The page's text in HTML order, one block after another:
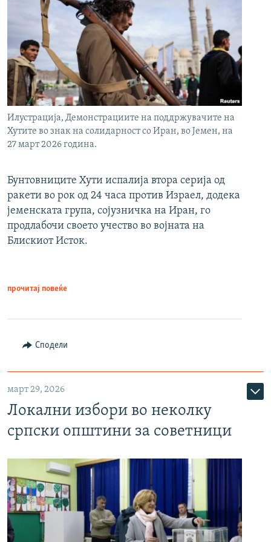
Илустрација, Демонстрациите на поддржувачите на
Хутите во знак на солидарност со Иран, во Јемен, на
27 март 2026 година.
Бунтовниците Хути испалија втора серија од
ракети во рок од 24 часа против Израел, додека
јеменската група, сојузничка на Иран, го
продлабочи своето учество во војната на
Блискиот Исток.
прочитај повеќе
Сподели
март 29, 2026
Локални избори во неколку
српски општини за советници